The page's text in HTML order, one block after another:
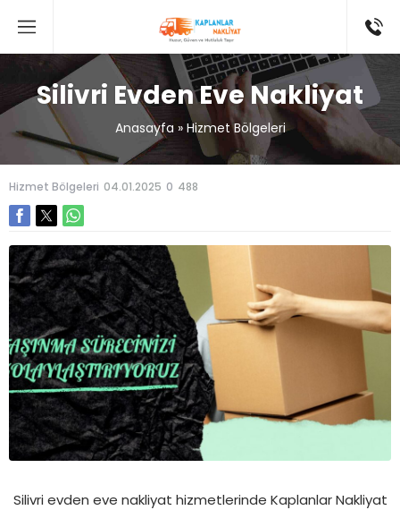
Silivri Evden Eve Nakliyat
Anasayfa » Hizmet Bölgeleri
Hizmet Bölgeleri 04.01.2025 0 488
Silivri evden eve nakliyat hizmetlerinde Kaplanlar Nakliyat